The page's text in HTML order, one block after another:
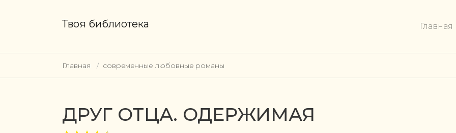
Твоя библиотека Главная
Главная современные любовные романы
ДРУГ ОТЦА. ОДЕРЖИМАЯ